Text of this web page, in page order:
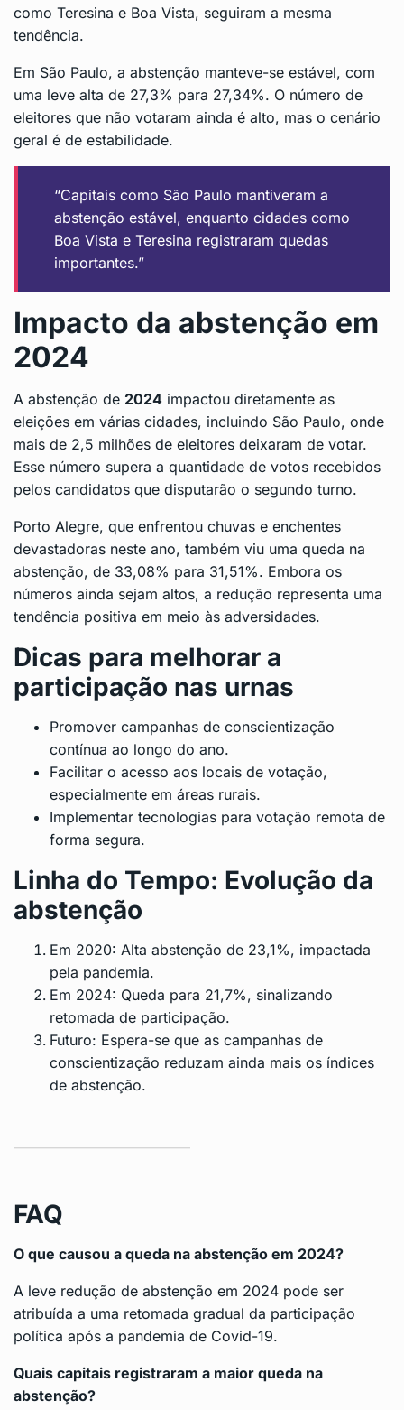
como Teresina e Boa Vista, seguiram a mesma
tendência.
Em São Paulo, a abstenção manteve-se estável, com
uma leve alta de 27,3% para 27,34%. O número de
eleitores que não votaram ainda é alto, mas o cenário
geral é de estabilidade.
“Capitais como São Paulo mantiveram a
abstenção estável, enquanto cidades como
Boa Vista e Teresina registraram quedas
importantes.”
Impacto da abstenção em
2024
A abstenção de 2024 impactou diretamente as
eleições em várias cidades, incluindo São Paulo, onde
mais de 2,5 milhões de eleitores deixaram de votar.
Esse número supera a quantidade de votos recebidos
pelos candidatos que disputarão o segundo turno.
Porto Alegre, que enfrentou chuvas e enchentes
devastadoras neste ano, também viu uma queda na
abstenção, de 33,08% para 31,51%. Embora os
números ainda sejam altos, a redução representa uma
tendência positiva em meio às adversidades.
Dicas para melhorar a
participação nas urnas
Promover campanhas de conscientização
contínua ao longo do ano.
Facilitar o acesso aos locais de votação,
especialmente em áreas rurais.
Implementar tecnologias para votação remota de
forma segura.
Linha do Tempo: Evolução da
abstenção
Em 2020: Alta abstenção de 23,1%, impactada
pela pandemia.
Em 2024: Queda para 21,7%, sinalizando
retomada de participação.
Futuro: Espera-se que as campanhas de
conscientização reduzam ainda mais os índices
de abstenção.
FAQ
O que causou a queda na abstenção em 2024?
A leve redução de abstenção em 2024 pode ser
atribuída a uma retomada gradual da participação
política após a pandemia de Covid-19.
Quais capitais registraram a maior queda na
abstenção?